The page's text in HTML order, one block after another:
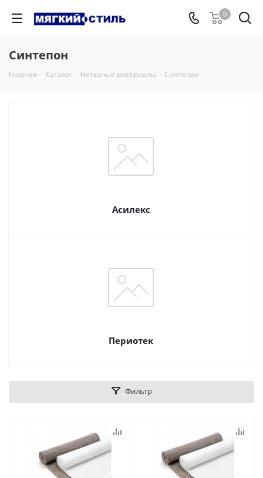
0
Синтепон
Главная - Каталог - Нетканые материалы - Синтепон
Асилекс
Периотек
Фильтр